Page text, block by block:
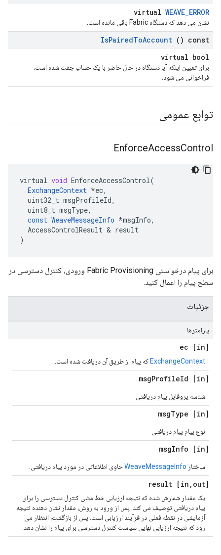
virtual WEAVE_ERROR
نشان می دهد که دستگاه Fabric باقی مانده است.
IsPairedToAccount () const
virtual bool
برای تعیین اینکه آیا دستگاه در حال حاضر با یک حساب جفت شده است،
فراخوانی می شود.
توابع عمومی
EnforceAccessControl
virtual void EnforceAccessControl(
ExchangeContext *ec,
uint32_t msgProfileId,
uint8_t msgType,
const WeaveMessageInfo *msgInfo,
AccessControlResult & result
)
برای پیام درخواستی Fabric Provisioning ورودی، کنترل دسترسی در
سطح پیام را اعمال کنید.
جزئیات
پارامترها
[in] ec
ExchangeContext که پیام از طریق آن دریافت شده است.
[in] msg
ProfileId
شناسه پروفایل پیام دریافتی
[in] msg
Type
نوع پیام پیام دریافتی
[in] msg
Info
ساختار WeaveMessageInfoحاوی اطلاعاتی در مورد پیام دریافتی.
[in
, out] result
یک مقدار شمارش شده که نتیجه ارزیابی خط مشی کنترل دسترسی را برای
پیام دریافتی توصیف می کند. پس از ورود به روش، مقدار نشان دهنده نتیجه
آزمایشی در نقطه فعلی در فرآیند ارزیابی است. پس از بازگشت، انتظار می
رود که نتیجه ارزیابی نهایی سیاست کنترل دسترسی برای پیام را نشان دهد.